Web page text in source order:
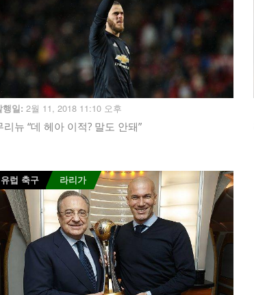
행일: 2월 11, 2018 11:10 오후
리뉴 “데 헤아 이적? 말도 안돼”
유럽 축구 라리가